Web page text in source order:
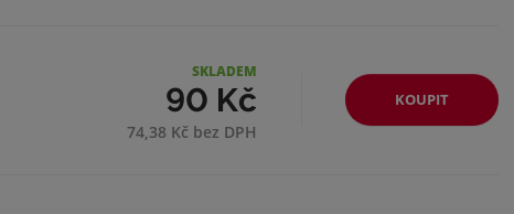
SKLADEM
90 Kč
74,38 Kč bez DPH
KOUPIT